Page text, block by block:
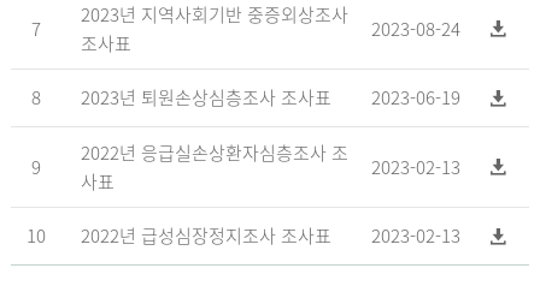
7
2023년 지역사회기반 중증외상조사
조사표
2023-08-24
8 2023년 퇴원손상심층조사 조사표 2023-06-19
9
2022년 응급실손상환자심층조사 조
사표
2023-02-13
10 2022년 급성심장정지조사 조사표 2023-02-13